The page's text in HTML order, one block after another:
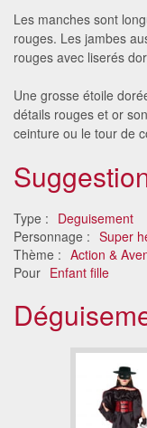
Les manches sont
rouges. Les jambes
rouges avec liserés
Une grosse étoile
détails rouges et or
ceinture ou le tour de
Type : Deguisement
Personnage : Super
Thème : Action &
Pour Enfant fille